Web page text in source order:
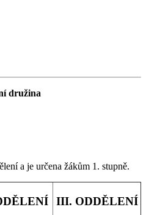
družina
a je určena žákům 1. stupně.
III. ODDĚLENÍ